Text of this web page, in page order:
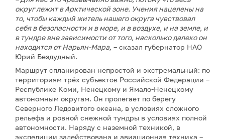
округ лежит в Арктической зоне. Учения нацелены на
то, чтобы каждый житель нашего округа чувствовал
себя в безопасности и в море, и в воздухе, и на земле, и
в тундре вне зависимости от того, насколько далеко он
находится от Нарьян-Мара, – сказал губернатор НАО
Юрий Бездудный.
Маршрут спланирован непростой и экстремальный: по
территориям трёх субъектов Российской Федерации –
Республике Коми, Ненецкому и Ямало-Ненецкому
автономным округам. Он пролегает по берегу
Северного Ледовитого океана, в условиях сложного
рельефа и ровной снежной тундры в условиях полной
автономности. Наряду с наземной техникой, в
экспедиции задействована и авиационная техника –